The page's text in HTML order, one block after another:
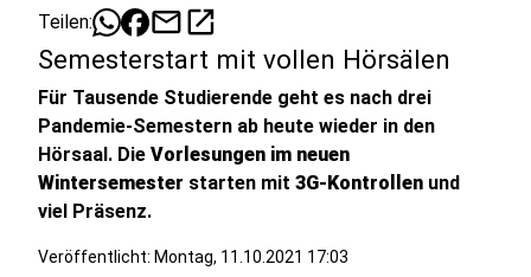
Teilen: mailopen_in_new
Semesterstart mit vollen Hörsälen
Für Tausende Studierende geht es nach drei
Pandemie-Semestern ab heute wieder in den
Hörsaal. Die Vorlesungen im neuen
Wintersemester starten mit 3G-Kontrollen und
viel Präsenz.
Veröffentlicht: Montag, 11.10.2021 17:03